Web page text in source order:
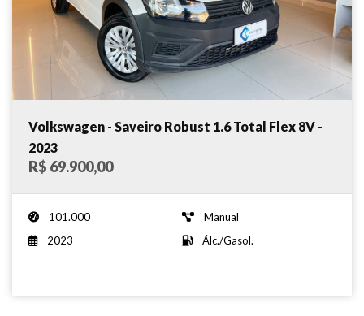
Volkswagen - Saveiro Robust 1.6 Total Flex 8V -
2023
R$ 69.900,00
101.000
Manual
2023
Álc./Gasol.